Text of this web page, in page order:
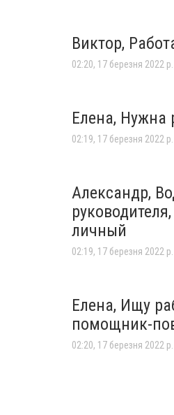
Виктор,
02:20, 17 березня 2022 р.
Елена, Нужна
02:19, 17 березня 2022 р.
Александр,
личный
02:19, 17 березня 2022 р.
Елена, Ищу
помощник-
02:20, 17 березня 2022 р.